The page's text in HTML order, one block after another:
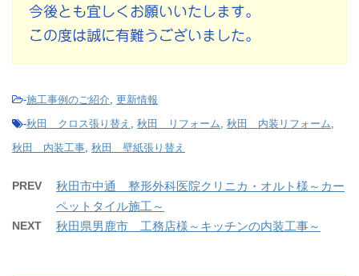
今後とも宜しくお願いいたします。
この度は誠に有難うございました。
-施工事例のご紹介 更新情報
-秋田 クロス張り替え 秋田 リフォーム 秋田 内装リフォーム
秋田 内装工事 秋田 壁紙張り替え
PREV
秋田市中通 整形外科医院クリニカ・オルト様～カー
ペットタイル施工～
NEXT 秋田県男鹿市 工務店様～キッチンの内装工事～